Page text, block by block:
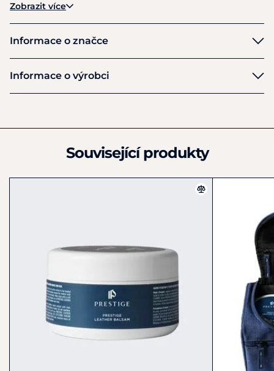
zkušené jezdce, kteří mají rádi, když je sedlo trochu podrží a
dodá jistotu. Anatomicky tvarované polštáře jsoupro koně
velmi komfortnía zajišťují
výkon.
Zobrazit více
Informace o značce
Prestige
Informace o výrobci
Via Stazione 38
Související produkty